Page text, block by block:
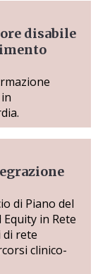
disabile
di Piano del
Equity in Rete
di rete
clinico-